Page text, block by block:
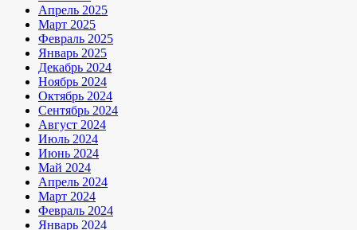
Апрель 2025
Март 2025
Февраль 2025
Январь 2025
Декабрь 2024
Ноябрь 2024
Октябрь 2024
Сентябрь 2024
Август 2024
Июль 2024
Июнь 2024
Май 2024
Апрель 2024
Март 2024
Февраль 2024
Январь 2024